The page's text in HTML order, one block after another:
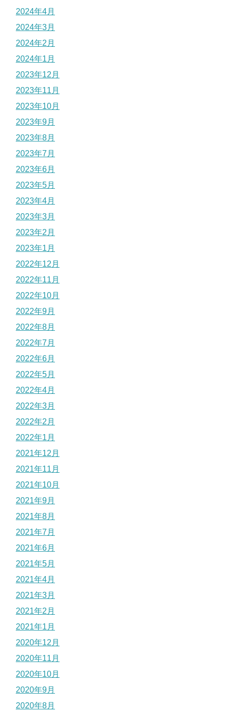
2024年4月
2024年3月
2024年2月
2024年1月
2023年12月
2023年11月
2023年10月
2023年9月
2023年8月
2023年7月
2023年6月
2023年5月
2023年4月
2023年3月
2023年2月
2023年1月
2022年12月
2022年11月
2022年10月
2022年9月
2022年8月
2022年7月
2022年6月
2022年5月
2022年4月
2022年3月
2022年2月
2022年1月
2021年12月
2021年11月
2021年10月
2021年9月
2021年8月
2021年7月
2021年6月
2021年5月
2021年4月
2021年3月
2021年2月
2021年1月
2020年12月
2020年11月
2020年10月
2020年9月
2020年8月